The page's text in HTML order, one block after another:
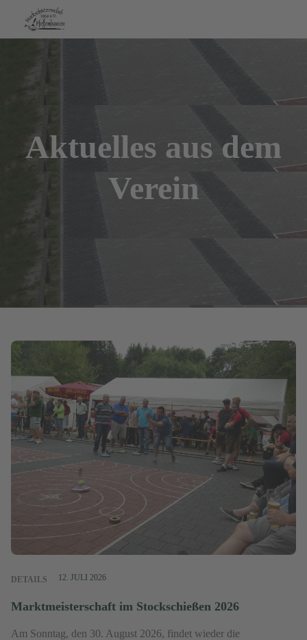
Aktuelles aus dem
Verein
DETAILS 12. JULI 2026
Marktmeisterschaft im Stockschießen 2026
Am Sonntag, den 30. August 2026, findet wieder die